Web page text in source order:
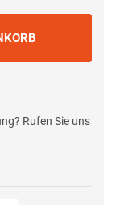
Rufen Sie uns